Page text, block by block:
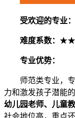
受欢迎的专业
难度系数： ★★
专业优势：
师范类专业，
力和激发孩子潜能
幼儿园老师、儿童
社会地位高，重点还